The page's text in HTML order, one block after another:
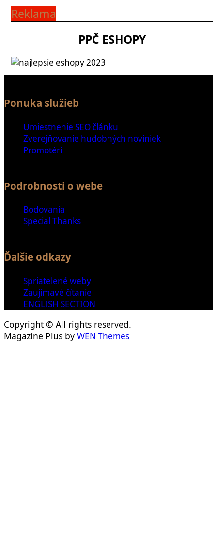
Reklama
PPČ ESHOPY
Ponuka služieb
Umiestnenie SEO článku
Zverejňovanie hudobných noviniek
Promotéri
Podrobnosti o webe
Bodovania
Special Thanks
Ďalšie odkazy
Spriatelené weby
Zaujímavé čítanie
ENGLISH SECTION
Copyright © All rights reserved.
Magazine Plus by WEN Themes